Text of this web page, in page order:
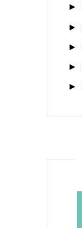
►
►
►
►
►